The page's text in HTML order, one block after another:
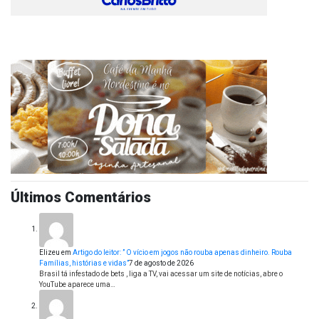
Últimos Comentários
Elizeu em Artigo do leitor: ” O vício em jogos não rouba apenas dinheiro. Rouba
Famílias, histórias e vidas”7 de agosto de 2026
Brasil tá infestado de bets , liga a TV, vai acessar um site de notícias, abre o
YouTube aparece uma…